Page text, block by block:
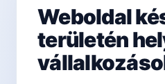
Weboldal
területén